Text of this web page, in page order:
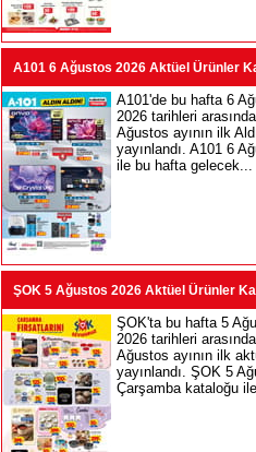
A101 6 Ağustos 2026 Aktüel Ürünler
A101'de bu hafta 6
2026 tarihleri
Ağustos ayının ilk
yayınlandı. A101 6
ile bu hafta gelecek...
ŞOK 5 Ağustos 2026 Aktüel Ürünler
ŞOK'ta bu hafta 5
2026 tarihleri
Ağustos ayının ilk
yayınlandı. ŞOK 5
Çarşamba kataloğu